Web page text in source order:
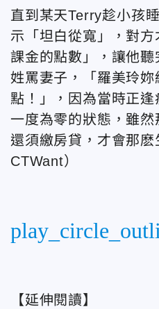
直到某天Terry趁小孩
示「坦白從寬」，對
課金的點數」，讓他
姓罵妻子，「羅美玲
點！」，因為當時正
一度為零的狀態，雖
還須繳房貸，才會那麽
CTWant）
【延伸閱讀】